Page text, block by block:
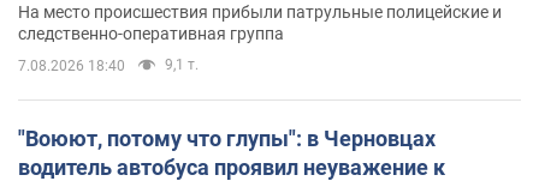
На место происшествия прибыли патрульные полицейские и
следственно-оперативная группа
7.08.2026 18:40 9,1 т.
"Воюют, потому что глупы": в Черновцах
водитель автобуса проявил неуважение к